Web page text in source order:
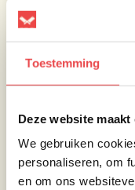
Toestemming
Deze website
We gebruiken
personaliseren, om
en om ons
Mocht de
zijn, kun je deze
aangemaakte
saus zijn om
kunnen plakken
Haal het
bak
driekwart van